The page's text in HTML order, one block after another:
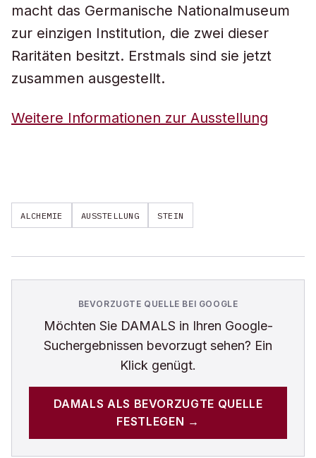
macht das Germanische Nationalmuseum
zur einzigen Institution, die zwei dieser
Raritäten besitzt. Erstmals sind sie jetzt
zusammen ausgestellt.
Weitere Informationen zur Ausstellung
ALCHEMIE AUSSTELLUNG STEIN
BEVORZUGTE QUELLE BEI GOOGLE
Möchten Sie DAMALS in Ihren Google-
Suchergebnissen bevorzugt sehen? Ein
Klick genügt.
DAMALS ALS BEVORZUGTE QUELLE
FESTLEGEN →